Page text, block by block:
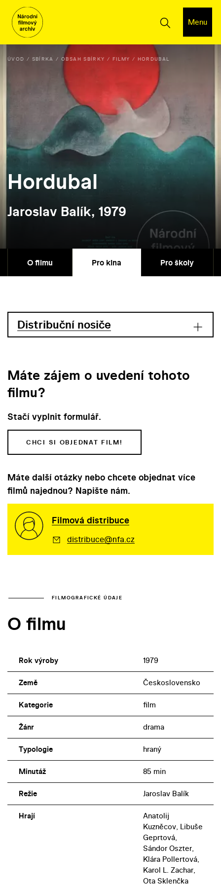
Menu
ÚVOD SBÍRKA OBSAH SBÍRKY FILMY HORDUBAL
Hordubal
Jaroslav Balík, 1979
O filmu Pro kina Pro školy
Distribuční nosiče
Máte zájem o uvedení tohoto
filmu?
Stačí vyplnit formulář.
CHCI SI OBJEDNAT FILM!
Máte další otázky nebo chcete objednat více
filmů najednou? Napište nám.
Filmová distribuce
distribuce@nfa.cz
FILMOGRAFICKÉ ÚDAJE
O filmu
Rok výroby 1979
Země Československo
Kategorie film
Žánr drama
Typologie hraný
Minutáž 85 min
Režie Jaroslav Balík
Hrají
Anatolij
Kuzněcov, Libuše
Geprtová,
Sándor Oszter,
Klára Pollertová,
Karol L. Zachar,
Ota Sklenčka